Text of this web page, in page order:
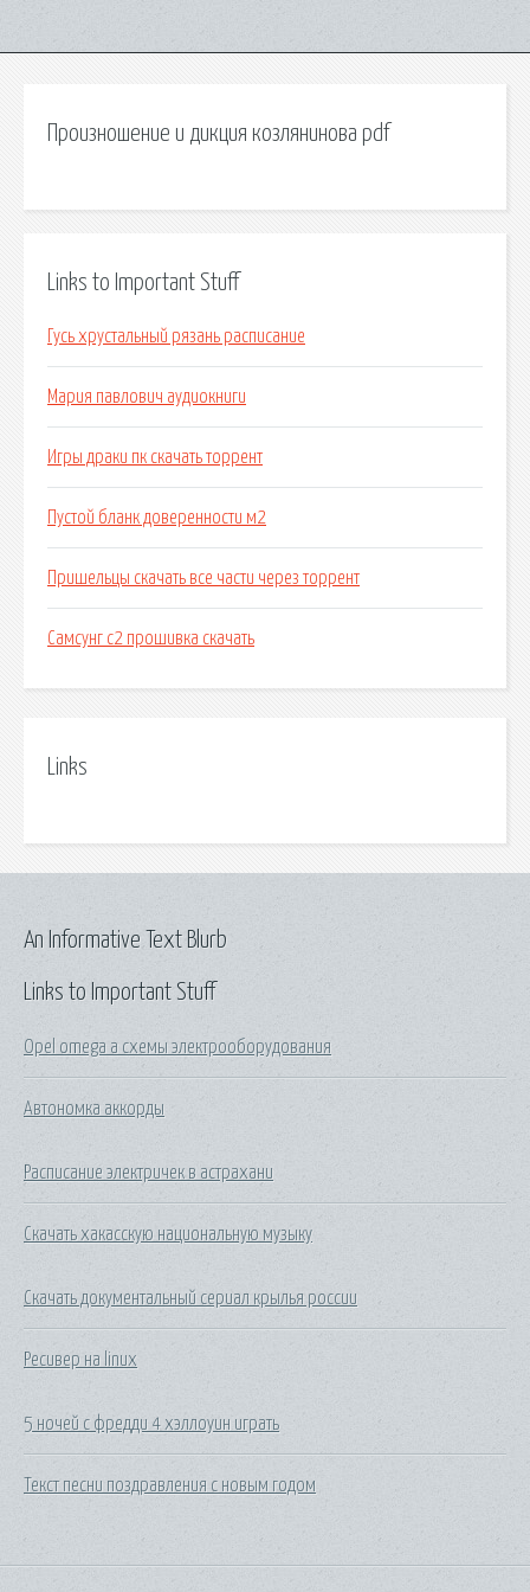
Произношение и дикция козлянинова pdf
Links to Important Stuff
Гусь хрустальный рязань расписание
Мария павлович аудиокниги
Игры драки пк скачать торрент
Пустой бланк доверенности м2
Пришельцы скачать все части через торрент
Самсунг с2 прошивка скачать
Links
Links to Important Stuff
Opel omega a схемы электрооборудования
Автономка аккорды
Расписание электричек в астрахани
Скачать хакасскую национальную музыку
Скачать документальный сериал крылья россии
Ресивер на linux
5 ночей с фредди 4 хэллоуин играть
Текст песни поздравления с новым годом
An Informative Text Blurb